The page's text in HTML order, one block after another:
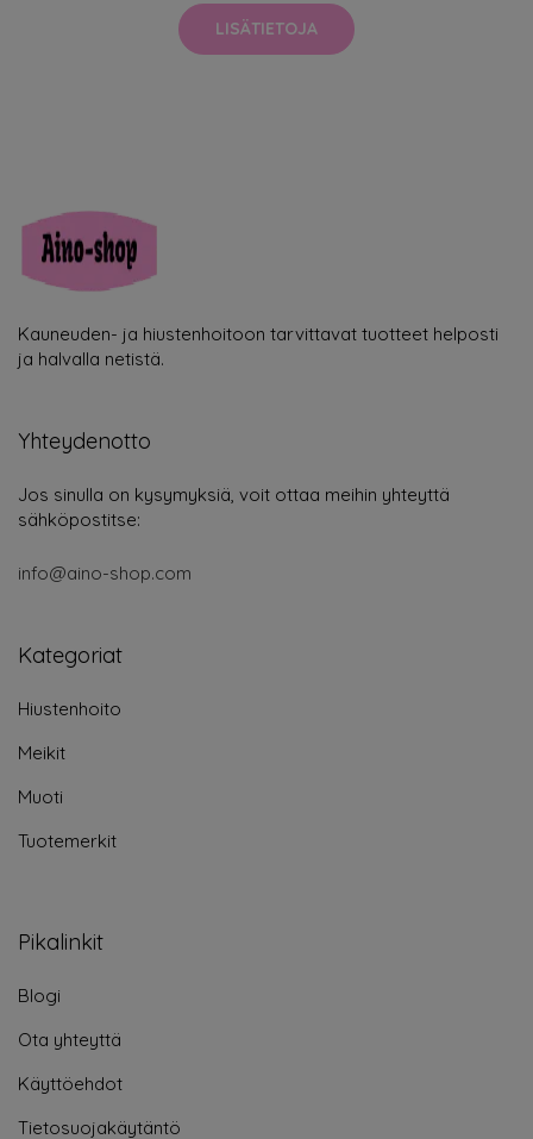
LISÄTIETOJA
Kauneuden- ja hiustenhoitoon tarvittavat tuotteet helposti
ja halvalla netistä.
Yhteydenotto
Jos sinulla on kysymyksiä, voit ottaa meihin yhteyttä
sähköpostitse:
info@aino-shop.com
Kategoriat
Hiustenhoito
Meikit
Muoti
Tuotemerkit
Pikalinkit
Blogi
Ota yhteyttä
Käyttöehdot
Tietosuojakäytäntö